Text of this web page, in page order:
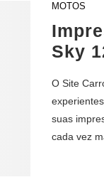
MOTOS
Sky
O Site
suas
cada vez